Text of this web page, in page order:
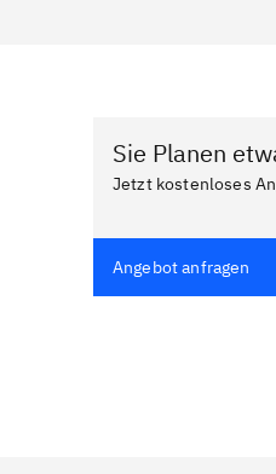
Sie Planen
Jetzt kostenloses
Angebot anfragen